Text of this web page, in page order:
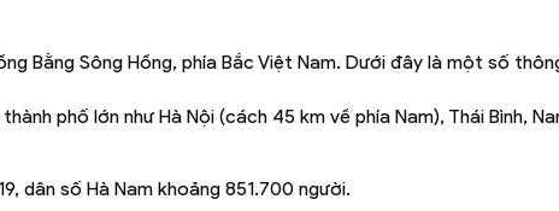
Bằng Sông Hồng, phía Bắc Việt Nam. Dưới đây là một số
phố lớn như Hà Nội (cách 45 km về phía Nam), Thái Bình,
dân số Hà Nam khoảng 851.700 người.